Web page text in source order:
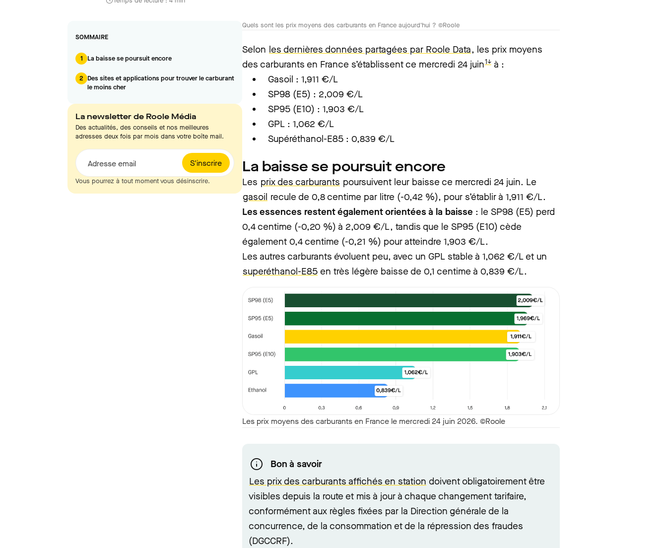
SOMMAIRE
1 La baisse se poursuit encore
2 Des sites et applications pour trouver le carburant
le moins cher
La newsletter de Roole Média
Des actualités, des conseils et nos meilleures
adresses deux fois par mois dans votre boîte mail.
S'inscrire
Adresse email
Vous pourrez à tout moment vous désinscrire.
Quels sont les prix moyens des carburants en France aujourd'hui ? ©Roole
Selon les dernières données partagées par Roole Data, les prix moyens
des carburants en France s’établissent ce mercredi 24 juin1↓ à :
Gasoil : 1,911 €/L
SP98 (E5) : 2,009 €/L
SP95 (E10) : 1,903 €/L
GPL : 1,062 €/L
Supéréthanol-E85 : 0,839 €/L
La baisse se poursuit encore
Les prix des carburants poursuivent leur baisse ce mercredi 24 juin. Le
gasoil recule de 0,8 centime par litre (-0,42 %), pour s’établir à 1,911 €/L.
Les essences restent également orientées à la baisse : le SP98 (E5) perd
0,4 centime (-0,20 %) à 2,009 €/L, tandis que le SP95 (E10) cède
également 0,4 centime (-0,21 %) pour atteindre 1,903 €/L.
Les autres carburants évoluent peu, avec un GPL stable à 1,062 €/L et un
superéthanol-E85 en très légère baisse de 0,1 centime à 0,839 €/L.
Les prix moyens des carburants en France le mercredi 24 juin 2026. ©Roole
Bon à savoir
Les prix des carburants affichés en station doivent obligatoirement être
visibles depuis la route et mis à jour à chaque changement tarifaire,
conformément aux règles fixées par la Direction générale de la
concurrence, de la consommation et de la répression des fraudes
(DGCCRF).